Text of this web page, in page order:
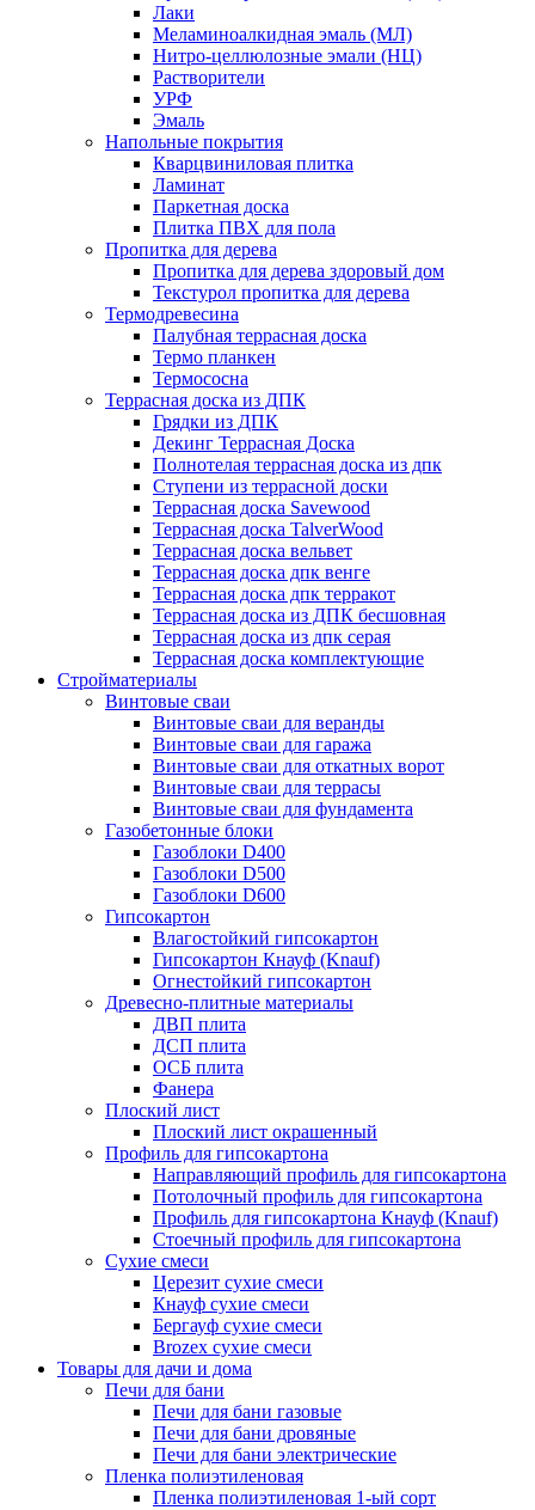
Лаки
Меламиноалкидная эмаль (МЛ)
Нитро-целлюлозные эмали (НЦ)
Растворители
УРФ
Эмаль
Напольные покрытия
Кварцвиниловая плитка
Ламинат
Паркетная доска
Плитка ПВХ для пола
Пропитка для дерева
Пропитка для дерева здоровый дом
Текстурол пропитка для дерева
Термодревесина
Палубная террасная доска
Термо планкен
Термососна
Террасная доска из ДПК
Грядки из ДПК
Декинг Террасная Доска
Полнотелая террасная доска из дпк
Ступени из террасной доски
Террасная доска Savewood
Террасная доска TalverWood
Террасная доска вельвет
Террасная доска дпк венге
Террасная доска дпк терракот
Террасная доска из ДПК бесшовная
Террасная доска из дпк серая
Террасная доска комплектующие
Стройматериалы
Винтовые сваи
Винтовые сваи для веранды
Винтовые сваи для гаража
Винтовые сваи для откатных ворот
Винтовые сваи для террасы
Винтовые сваи для фундамента
Газобетонные блоки
Газоблоки D400
Газоблоки D500
Газоблоки D600
Гипсокартон
Влагостойкий гипсокартон
Гипсокартон Кнауф (Knauf)
Огнестойкий гипсокартон
Древесно-плитные материалы
ДВП плита
ДСП плита
ОСБ плита
Фанера
Плоский лист
Плоский лист окрашенный
Профиль для гипсокартона
Направляющий профиль для гипсокартона
Потолочный профиль для гипсокартона
Профиль для гипсокартона Кнауф (Knauf)
Стоечный профиль для гипсокартона
Сухие смеси
Церезит сухие смеси
Кнауф сухие смеси
Бергауф сухие смеси
Brozex сухие смеси
Товары для дачи и дома
Печи для бани
Печи для бани газовые
Печи для бани дровяные
Печи для бани электрические
Пленка полиэтиленовая
Пленка полиэтиленовая 1-ый сорт